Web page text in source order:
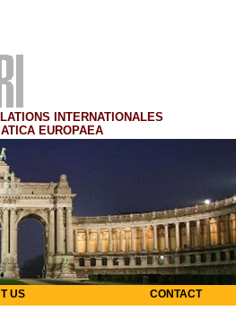
INTERNATIONALES
EUROPAEA
US CONTACT